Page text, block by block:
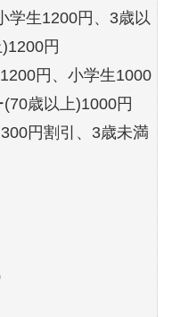
学生1200円、3歳以
円
円、小学生1000
歳以上)1000円
円割引、3歳未満